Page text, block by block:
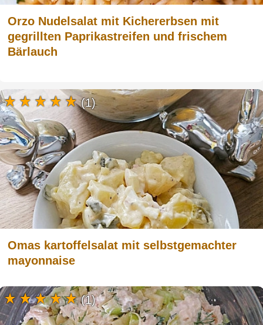
Orzo Nudelsalat mit Kichererbsen mit
gegrillten Paprikastreifen und frischem
Bärlauch
Omas kartoffelsalat mit selbstgemachter
mayonnaise
(1)
(1)